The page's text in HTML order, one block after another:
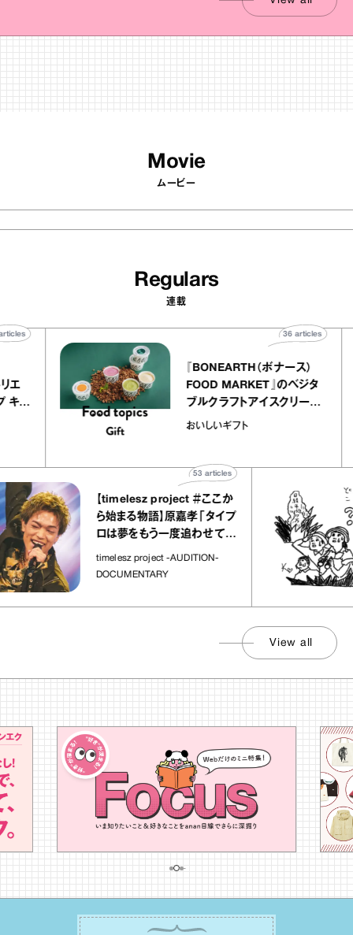
Movie
ムービー
Regulars
連載
アトリエ
レープ キャ
40 articles
『BONEARTH（ボナース）
FOOD MARKET』のベジタ
ブルクラフトアイスクリーム
｜真野知子の「おいしいギ
おいしいギフト
36 articles
【timelesz project ＃ここか
ら始まる物語】原嘉孝「タイプ
ロは夢をもう一度追わせてく
れた場所」
timelesz project -AUDITION-
DOCUMENTARY
articles
View all